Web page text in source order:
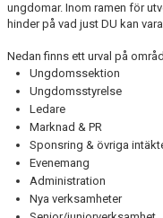
ungdomar. Inom ramen för
hinder på vad just DU kan
Nedan finns ett urval på
Ungdomssektion
Ungdomsstyrelse
Ledare
Marknad & PR
Sponsring & övriga
Evenemang
Administration
Nya verksamheter